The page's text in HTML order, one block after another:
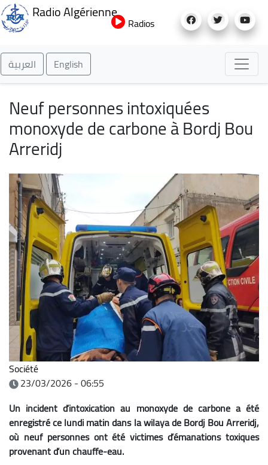
au
Radio Algérienne
Radios
العربية English
Neuf personnes intoxiquées
monoxyde de carbone à Bordj Bou
Arreridj
Société
23/03/2026 - 06:55
Un incident d’intoxication au monoxyde de carbone a été
enregistré ce lundi matin dans la wilaya de Bordj Bou Arreridj,
où neuf personnes ont été victimes d’émanations toxiques
provenant d’un chauffe-eau.